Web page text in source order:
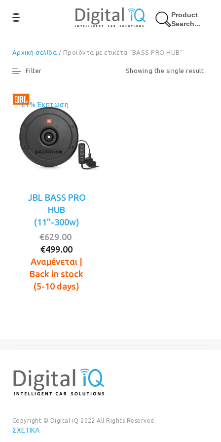
Product
Search...
Αρχική σελίδα / Προϊόντα με ετικέτα “BASS PRO HUB”
Showing the single result
Filter
21% Έκπτωση
JBL BASS PRO
HUB
(11”-300w)
€629.00
was:
€629.00.
€499.00
τρέχουσα
τιμή
είναι:
Αναμένεται |
Back in stock
(5-10 days)
Copyright © Digital iQ 2022 All Rights Reserved.
ΣΧΕΤΙΚΆ